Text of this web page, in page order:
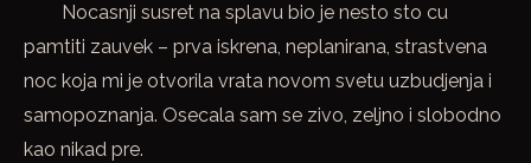
Nocasnji susret na splavu bio je nesto sto cu
pamtiti zauvek – prva iskrena, neplanirana, strastvena
noc koja mi je otvorila vrata novom svetu uzbudjenja i
samopoznanja. Osecala sam se zivo, zeljno i slobodno
kao nikad pre.